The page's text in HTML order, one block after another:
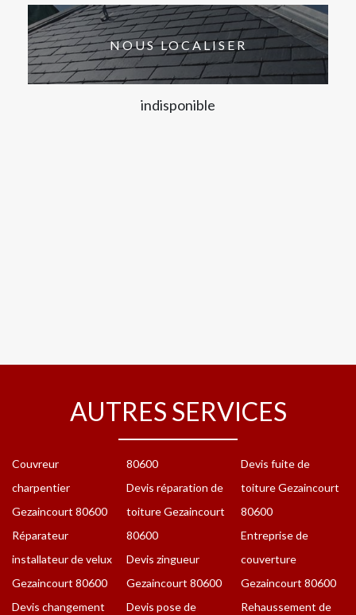
NOUS LOCALISER
indisponible
AUTRES SERVICES
Couvreur
charpentier
Gezaincourt 80600
Réparateur
installateur de velux
Gezaincourt 80600
Devis changement
80600
Devis réparation de
toiture Gezaincourt
80600
Devis zingueur
Gezaincourt 80600
Devis pose de
Devis fuite de
toiture Gezaincourt
80600
Entreprise de
couverture
Gezaincourt 80600
Rehaussement de